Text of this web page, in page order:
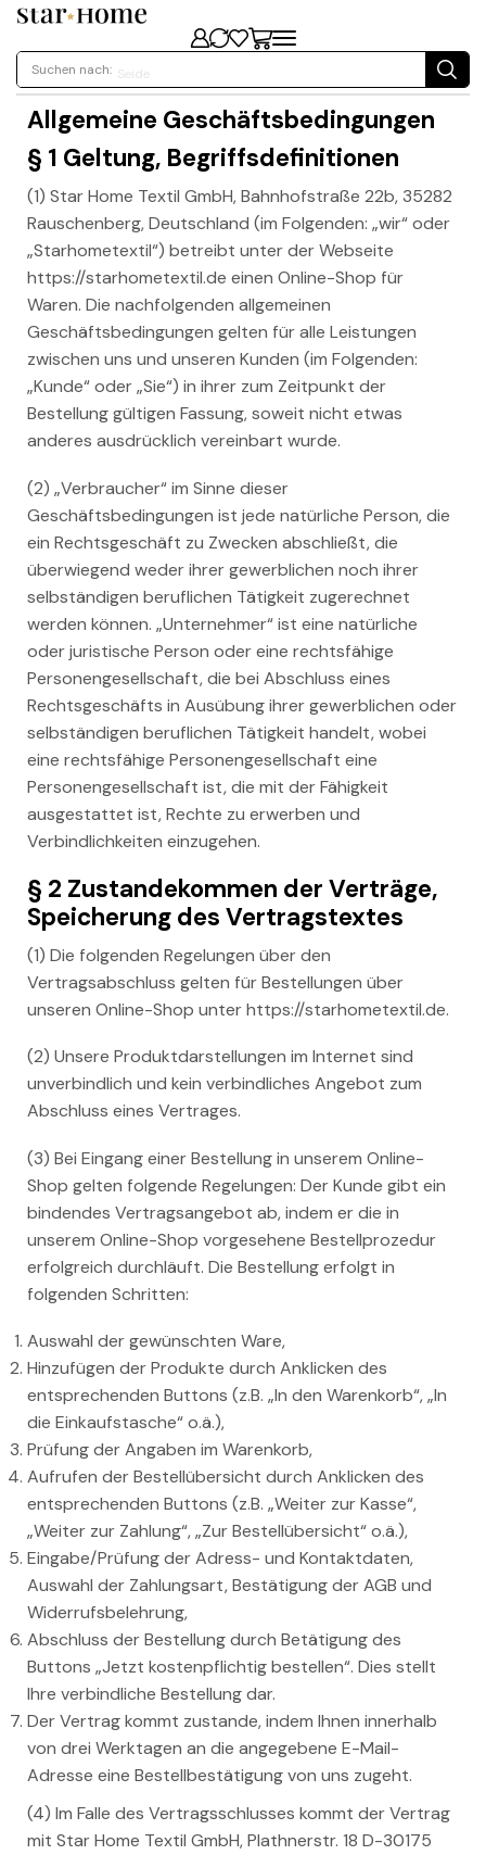
Suchen nach: Seide
Allgemeine Geschäftsbedingungen
§ 1 Geltung, Begriffsdefinitionen
(1) Star Home Textil GmbH, Bahnhofstraße 22b, 35282
Rauschenberg, Deutschland (im Folgenden: „wir“ oder
„Starhometextil“) betreibt unter der Webseite
https://starhometextil.de einen Online-Shop für
Waren. Die nachfolgenden allgemeinen
Geschäftsbedingungen gelten für alle Leistungen
zwischen uns und unseren Kunden (im Folgenden:
„Kunde“ oder „Sie“) in ihrer zum Zeitpunkt der
Bestellung gültigen Fassung, soweit nicht etwas
anderes ausdrücklich vereinbart wurde.
(2) „Verbraucher“ im Sinne dieser
Geschäftsbedingungen ist jede natürliche Person, die
ein Rechtsgeschäft zu Zwecken abschließt, die
überwiegend weder ihrer gewerblichen noch ihrer
selbständigen beruflichen Tätigkeit zugerechnet
werden können. „Unternehmer“ ist eine natürliche
oder juristische Person oder eine rechtsfähige
Personengesellschaft, die bei Abschluss eines
Rechtsgeschäfts in Ausübung ihrer gewerblichen oder
selbständigen beruflichen Tätigkeit handelt, wobei
eine rechtsfähige Personengesellschaft eine
Personengesellschaft ist, die mit der Fähigkeit
ausgestattet ist, Rechte zu erwerben und
Verbindlichkeiten einzugehen.
§ 2 Zustandekommen der Verträge,
Speicherung des Vertragstextes
(1) Die folgenden Regelungen über den
Vertragsabschluss gelten für Bestellungen über
unseren Online-Shop unter https://starhometextil.de.
(2) Unsere Produktdarstellungen im Internet sind
unverbindlich und kein verbindliches Angebot zum
Abschluss eines Vertrages.
(3) Bei Eingang einer Bestellung in unserem Online-
Shop gelten folgende Regelungen: Der Kunde gibt ein
bindendes Vertragsangebot ab, indem er die in
unserem Online-Shop vorgesehene Bestellprozedur
erfolgreich durchläuft. Die Bestellung erfolgt in
folgenden Schritten:
Auswahl der gewünschten Ware,
Hinzufügen der Produkte durch Anklicken des
entsprechenden Buttons (z.B. „In den Warenkorb“, „In
die Einkaufstasche“ o.ä.),
Prüfung der Angaben im Warenkorb,
Aufrufen der Bestellübersicht durch Anklicken des
entsprechenden Buttons (z.B. „Weiter zur Kasse“,
„Weiter zur Zahlung“, „Zur Bestellübersicht“ o.ä.),
Eingabe/Prüfung der Adress- und Kontaktdaten,
Auswahl der Zahlungsart, Bestätigung der AGB und
Widerrufsbelehrung,
Abschluss der Bestellung durch Betätigung des
Buttons „Jetzt kostenpflichtig bestellen“. Dies stellt
Ihre verbindliche Bestellung dar.
Der Vertrag kommt zustande, indem Ihnen innerhalb
von drei Werktagen an die angegebene E-Mail-
Adresse eine Bestellbestätigung von uns zugeht.
(4) Im Falle des Vertragsschlusses kommt der Vertrag
mit Star Home Textil GmbH, Plathnerstr. 18 D-30175